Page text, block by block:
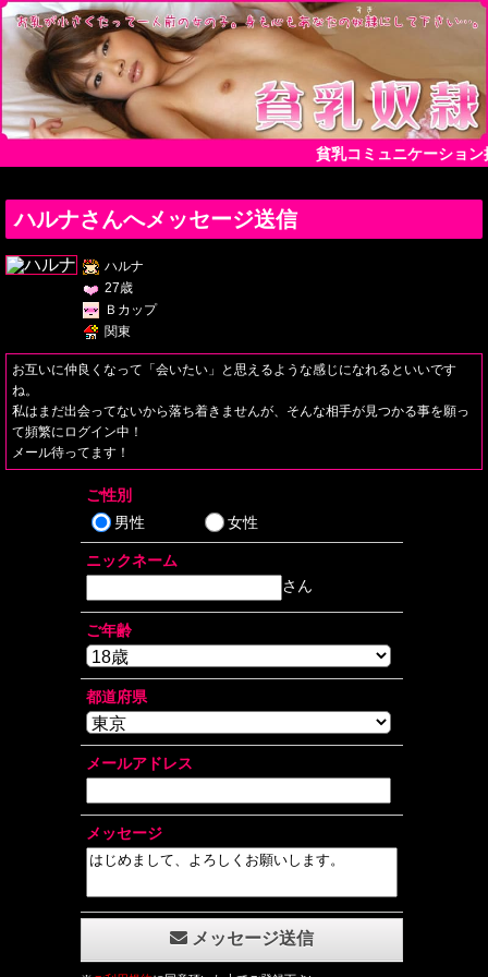
貧乳コミュニケーショ
ハルナさんへメッセージ送信
ハルナ
27歳
Ｂカップ
関東
お互いに仲良くなって「会いたい」と思えるような感じになれるといいです
ね。
私はまだ出会ってないから落ち着きませんが、そんな相手が見つかる事を願っ
て頻繁にログイン中！
メール待ってます！